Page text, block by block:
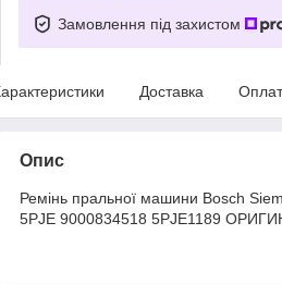
Замовлення під захистом
Доставка
Опис
Ремінь пральної машини Bosch
5PJE 9000834518 5PJE1189